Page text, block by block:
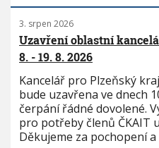
3. srpen 2026
Uzavření oblastní
8. - 19. 8. 2026
Kancelář pro Plzeňský
bude uzavřena ve dnech
čerpání řádné dovolené.
pro potřeby členů ČKAIT
Děkujeme za pochopení